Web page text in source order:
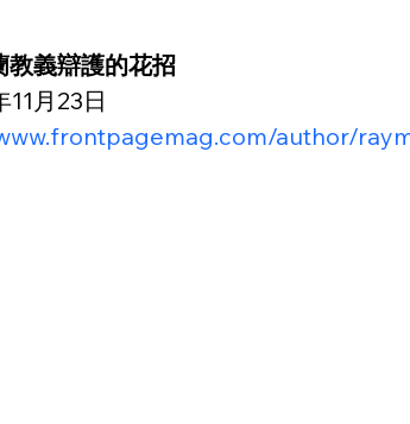
教義辯護的花招
11月23日
author/